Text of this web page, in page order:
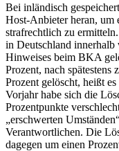
Bei inländisch
Host-Anbieter heran, um
strafrechtlich zu
in Deutschland innerhalb
Hinweises beim BKA
Prozent, nach spätestens
Prozent gelöscht, heißt
Vorjahr habe sich die
Prozentpunkte
„erschwerten
Verantwortlichen. Die
dagegen um einen